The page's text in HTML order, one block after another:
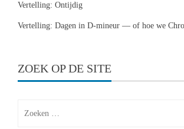
Vertelling: Ontijdig
Vertelling: Dagen in D-mineur — of hoe we
ZOEK OP DE SITE